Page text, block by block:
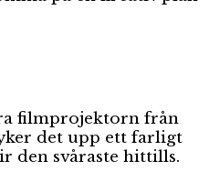
filmprojektorn från
det upp ett farligt
den svåraste hittills.